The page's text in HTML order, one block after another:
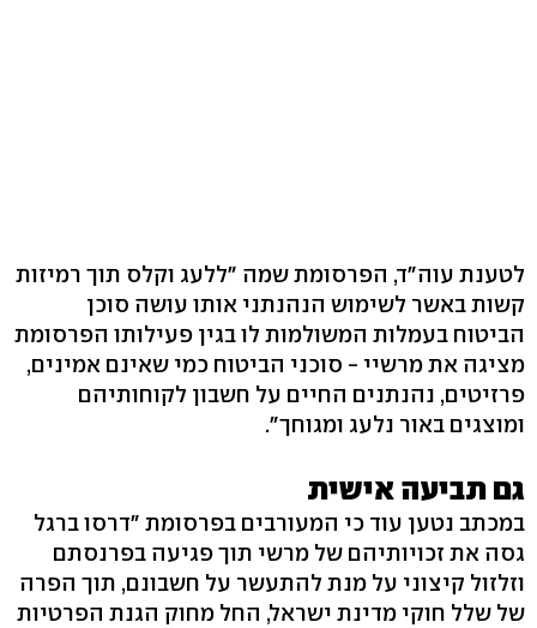
לטענת עוה"ד, הפרסומת שמה "ללעג וקלס תוך רמיזות
קשות באשר לשימוש הנהנתני אותו עושה סוכן
הביטוח בעמלות המשולמות לו בגין פעילותו הפרסומת
מציגה את מרשיי - סוכני הביטוח כמי שאינם אמינים,
פרזיטים, נהנתנים החיים על חשבון לקוחותיהם
ומוצגים באור נלעג ומגוחך".
גם תביעה אישית
במכתב נטען עוד כי המעורבים בפרסומת "דרסו ברגל
גסה את זכויותיהם של מרשי תוך פגיעה בפרנסתם
וזלזול קיצוני על מנת להתעשר על חשבונם, תוך הפרה
של שלל חוקי מדינת ישראל, החל מחוק הגנת הפרטיות